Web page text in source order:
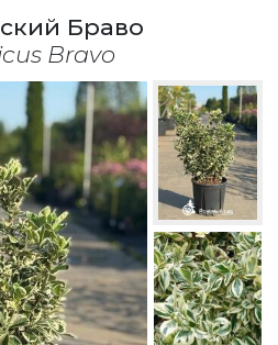
Браво
Bravo